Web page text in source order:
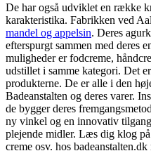
De har også udviklet en række
karakteristika. Fabrikken ved
mandel og appelsin. Deres
efterspurgt sammen med deres
muligheder er fodcreme,
udstillet i samme kategori. Det
produkterne. De er alle i den
Badeanstalten og deres varer.
de bygger deres
ny vinkel og en innovativ
plejende midler. Læs dig klog
creme osv. hos